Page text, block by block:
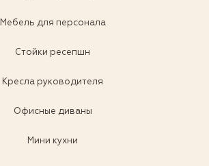
Мебель для персонала
Стойки ресепшн
Кресла руководителя
Офисные диваны
Мини кухни